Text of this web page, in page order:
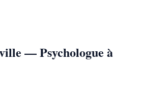
— Psychologue à